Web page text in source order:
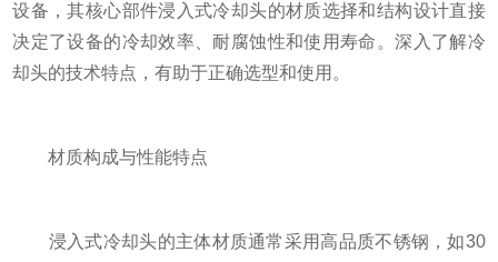
设备，其核心部件浸入式冷却头的材质选择和结构设计直接
决定了设备的冷却效率、耐腐蚀性和使用寿命。深入了解冷
却头的技术特点，有助于正确选型和使用。
材质构成与性能特点
浸入式冷却头的主体材质通常采用高品质不锈钢，如30